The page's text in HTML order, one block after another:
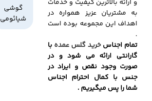
و ارائه بالاترین کیفیت و خدمات
به مشتریان عزیز همواره در
اهداف این مجموعه بوده است
.
تمام اجناسخرید گلس عمده با
گارانتی ارائه می شود و در
صورت وجود نقص و ایراد در
جنس با کمال احترام اجناس
شما را پس میگیریم .
گوشی
شیائومی